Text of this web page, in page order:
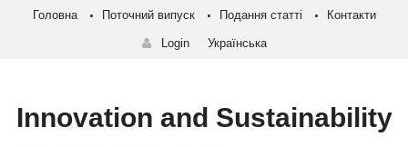
Головна Поточний випуск Подання статті Контакти
Login Українська
Innovation and Sustainability